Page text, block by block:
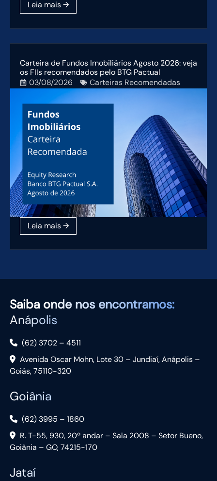
Carteira de Fundos Imobiliários Agosto 2026: veja
os FIIs recomendados pelo BTG Pactual
03/08/2026
Carteiras Recomendadas
Saiba onde nos encontramos:
Anápolis
(62) 3702 – 4511
Avenida Oscar Mohn, Lote 30 – Jundiaí, Anápolis –
Goiás, 75110-320
Goiânia
(62) 3995 – 1860
R. T-55, 930, 20º andar – Sala 2008 – Setor Bueno,
Goiânia – GO, 74215-170
Jataí